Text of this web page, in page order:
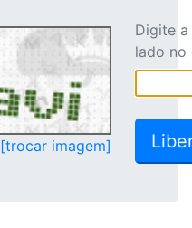
[trocar imagem]
Digite
lado no